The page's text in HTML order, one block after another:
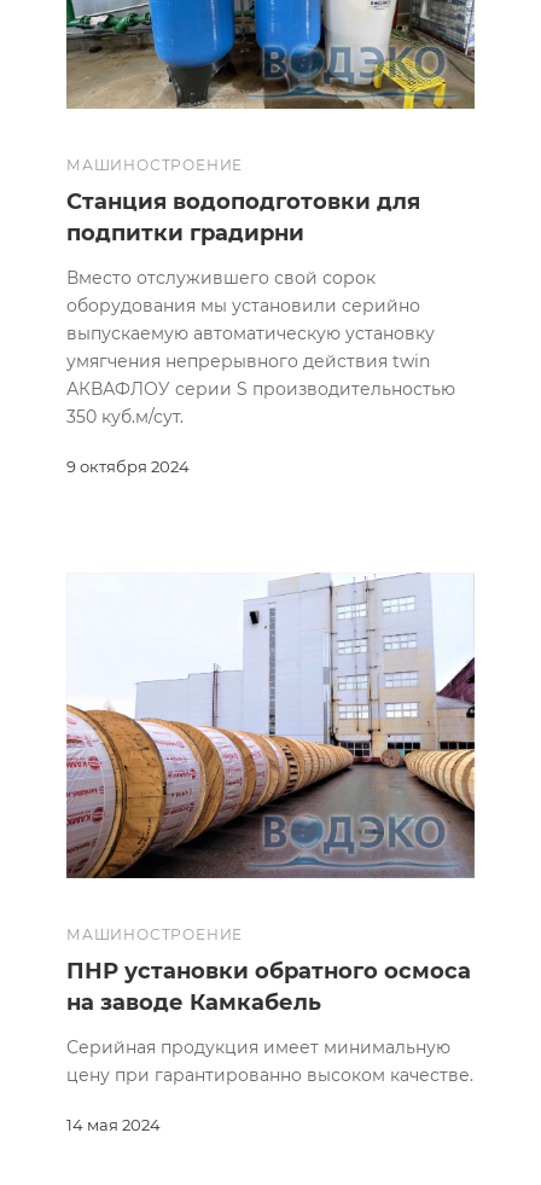
МАШИНОСТРОЕНИЕ
9 октября 2024
Станция водоподготовки для
подпитки градирни
Вместо отслужившего свой сорок
оборудования мы установили серийно
выпускаемую автоматическую установку
умягчения непрерывного действия twin
АКВАФЛОУ серии S производительностью
350 куб.м/сут.
МАШИНОСТРОЕНИЕ
14 мая 2024
ПНР установки обратного осмоса
на заводе Камкабель
Серийная продукция имеет минимальную
цену при гарантированно высоком качестве.